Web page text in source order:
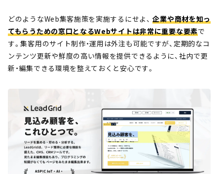
どのようなWeb集客施策を実施するにせよ、企業や商材を知っ
てもらうための窓口となるWebサイトは非常に重要な要素で
す。集客用のサイト制作・運用は外注も可能ですが、定期的なコ
ンテンツ更新や鮮度の高い情報を提供できるように、社内で更
新・編集できる環境を整えておくと安心です。